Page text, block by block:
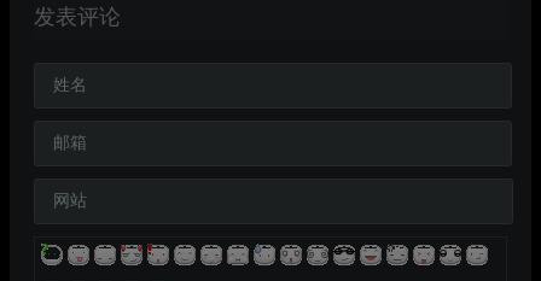
发表评论
姓名
邮箱
网站